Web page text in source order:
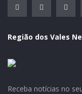
Jêison Lauri da
Comunicação.
Região dos Vales
Receba notícias no